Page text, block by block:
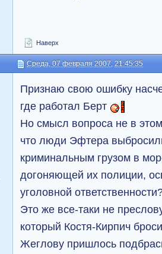
Наверх
Среда, 07 февраля 2007, 21:45:35
Признаю свою ошибку
где работал Берт
Но смысл вопроса не в
что люди Эфтера
криминальным грузом в
догоняющей их полиции,
уголовной
Это же все-таки не
который Костя-Кирпич
Жеглову пришлось